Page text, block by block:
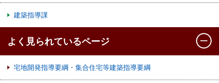
建築指導課
よく見られているページ
宅地開発指導要綱・集合住宅等建築指導要綱